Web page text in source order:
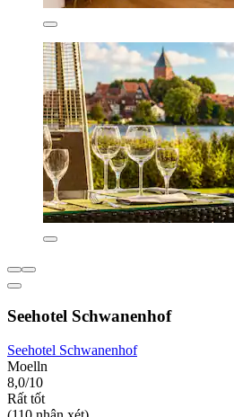
Seehotel Schwanenhof
Seehotel Schwanenhof
Moelln
8,0/10
Rất tốt